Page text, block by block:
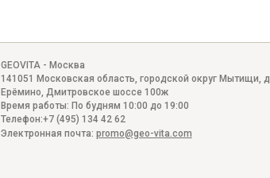
GEOVITA - Москва
141051 Московская область, городской округ Мытищи, д.
Ерёмино Дмитровское шоссе 100ж
Время работы: По будням 10:00 до 19:00
Телефон:+7 (495) 134 42 62
Электронная почта: promo@geo-vita.com